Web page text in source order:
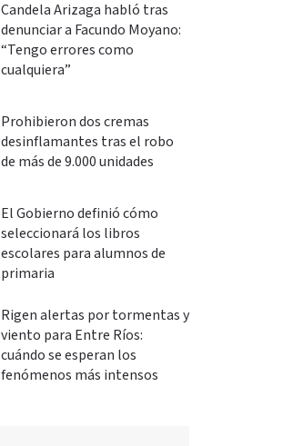
Candela Arizaga habló tras
denunciar a Facundo Moyano:
“Tengo errores como
cualquiera”
Prohibieron dos cremas
desinflamantes tras el robo
de más de 9.000 unidades
El Gobierno definió cómo
seleccionará los libros
escolares para alumnos de
primaria
Rigen alertas por tormentas y
viento para Entre Ríos:
cuándo se esperan los
fenómenos más intensos